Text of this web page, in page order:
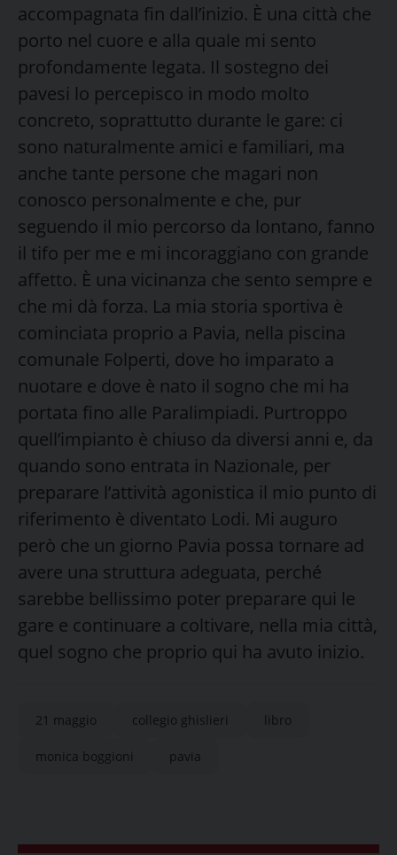
accompagnata fin dall’inizio. È una città che
porto nel cuore e alla quale mi sento
profondamente legata. Il sostegno dei
pavesi lo percepisco in modo molto
concreto, soprattutto durante le gare: ci
sono naturalmente amici e familiari, ma
anche tante persone che magari non
conosco personalmente e che, pur
seguendo il mio percorso da lontano, fanno
il tifo per me e mi incoraggiano con grande
affetto. È una vicinanza che sento sempre e
che mi dà forza. La mia storia sportiva è
cominciata proprio a Pavia, nella piscina
comunale Folperti, dove ho imparato a
nuotare e dove è nato il sogno che mi ha
portata fino alle Paralimpiadi. Purtroppo
quell’impianto è chiuso da diversi anni e, da
quando sono entrata in Nazionale, per
preparare l’attività agonistica il mio punto di
riferimento è diventato Lodi. Mi auguro
però che un giorno Pavia possa tornare ad
avere una struttura adeguata, perché
sarebbe bellissimo poter preparare qui le
gare e continuare a coltivare, nella mia città,
quel sogno che proprio qui ha avuto inizio.
21 maggio collegio ghislieri libro
monica boggioni pavia